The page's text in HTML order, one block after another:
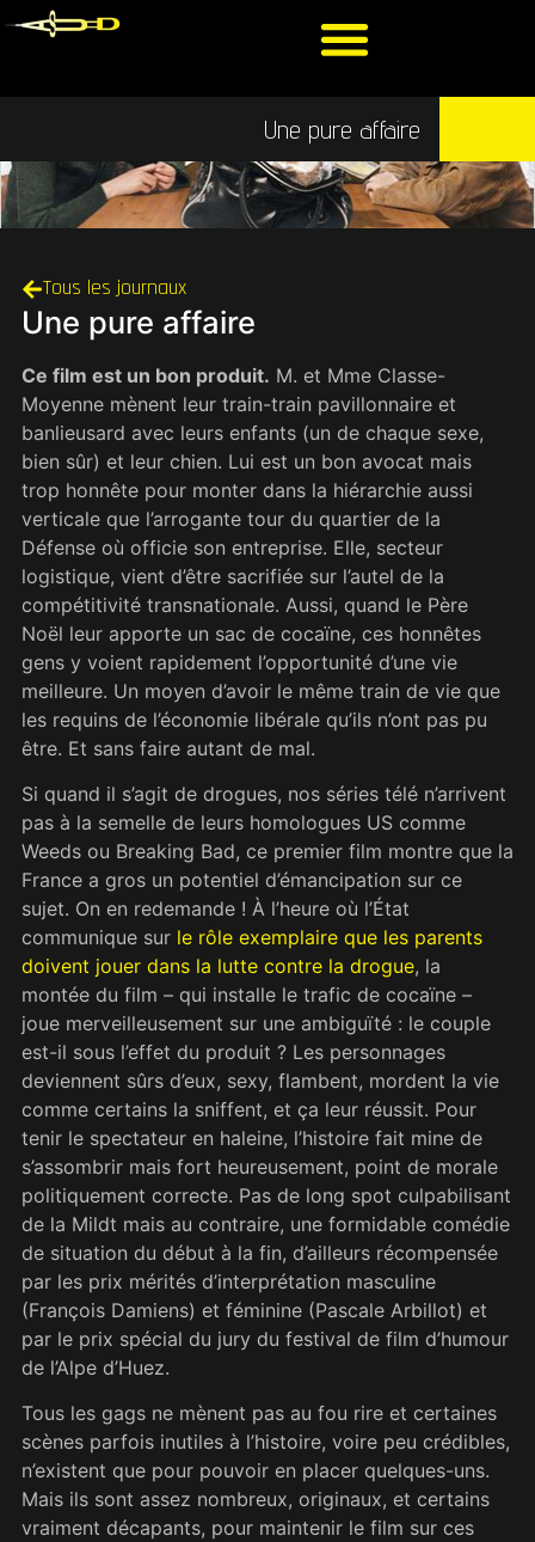
Une pure affaire
Tous les journaux
Une pure affaire
Ce film est un bon produit. M. et Mme Classe-
Moyenne mènent leur train-train pavillonnaire et
banlieusard avec leurs enfants (un de chaque sexe,
bien sûr) et leur chien. Lui est un bon avocat mais
trop honnête pour monter dans la hiérarchie aussi
verticale que l’arrogante tour du quartier de la
Défense où officie son entreprise. Elle, secteur
logistique, vient d’être sacrifiée sur l’autel de la
compétitivité transnationale. Aussi, quand le Père
Noël leur apporte un sac de cocaïne, ces honnêtes
gens y voient rapidement l’opportunité d’une vie
meilleure. Un moyen d’avoir le même train de vie que
les requins de l’économie libérale qu’ils n’ont pas pu
être. Et sans faire autant de mal.
Si quand il s’agit de drogues, nos séries télé n’arrivent
pas à la semelle de leurs homologues US comme
Weeds ou Breaking Bad, ce premier film montre que la
France a gros un potentiel d’émancipation sur ce
sujet. On en redemande ! À l’heure où l’État
communique sur le rôle exemplaire que les parents
doivent jouer dans la lutte contre la drogue, la
montée du film – qui installe le trafic de cocaïne –
joue merveilleusement sur une ambiguïté : le couple
est-il sous l’effet du produit ? Les personnages
deviennent sûrs d’eux, sexy, flambent, mordent la vie
comme certains la sniffent, et ça leur réussit. Pour
tenir le spectateur en haleine, l’histoire fait mine de
s’assombrir mais fort heureusement, point de morale
politiquement correcte. Pas de long spot culpabilisant
de la Mildt mais au contraire, une formidable comédie
de situation du début à la fin, d’ailleurs récompensée
par les prix mérités d’interprétation masculine
(François Damiens) et féminine (Pascale Arbillot) et
par le prix spécial du jury du festival de film d’humour
de l’Alpe d’Huez.
Tous les gags ne mènent pas au fou rire et certaines
scènes parfois inutiles à l’histoire, voire peu crédibles,
n’existent que pour pouvoir en placer quelques-uns.
Mais ils sont assez nombreux, originaux, et certains
vraiment décapants, pour maintenir le film sur ces